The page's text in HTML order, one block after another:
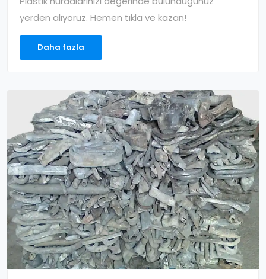
yerden alıyoruz. Hemen tıkla ve kazan!
Daha fazla